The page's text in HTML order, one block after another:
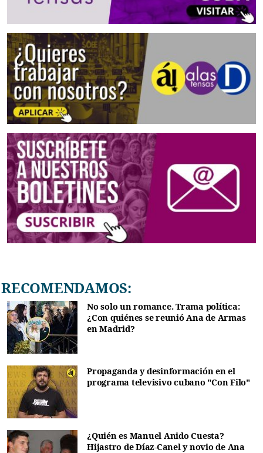
RECOMENDAMOS:
No solo un romance. Trama política:
¿Con quiénes se reunió Ana de Armas
en Madrid?
Propaganda y desinformación en el
programa televisivo cubano "Con Filo"
¿Quién es Manuel Anido Cuesta?
Hijastro de Díaz-Canel y novio de Ana